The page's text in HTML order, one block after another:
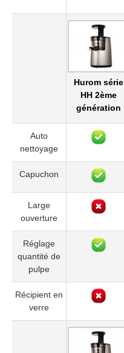
Hurom série
HH 2ème
génération
Auto
nettoyage
Capuchon
Large
ouverture
Réglage
quantité de
pulpe
Récipient en
verre